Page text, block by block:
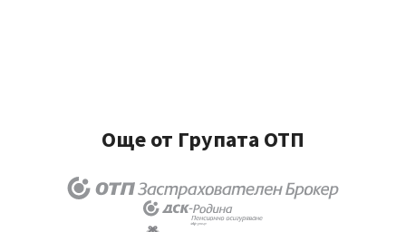
Още от Групата ОТП